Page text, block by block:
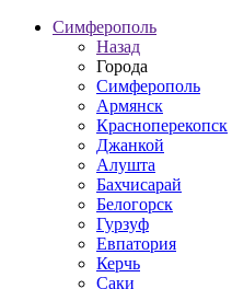
Симферополь
Назад
Города
Симферополь
Армянск
Красноперекопск
Джанкой
Алушта
Бахчисарай
Белогорск
Гурзуф
Евпатория
Керчь
Саки